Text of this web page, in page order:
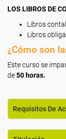
LOS LIBROS DE
Libros
Libros
¿Cómo son
Este curso se
de50 horas.
Requisitos De